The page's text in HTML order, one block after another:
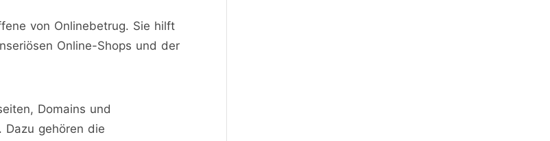
von Onlinebetrug. Sie hilft
Online-Shops und der
Domains und
Dazu gehören die